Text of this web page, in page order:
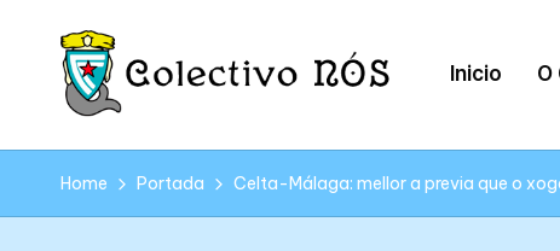
C
o
web
oficial
Inicio O
Home Portada Celta-Málaga: mellor a previa que o